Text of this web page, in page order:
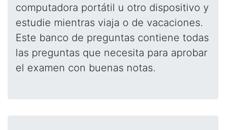
computadora portátil u otro dispositivo y
estudie mientras viaja o de vacaciones.
Este banco de preguntas contiene todas
las preguntas que necesita para aprobar
el examen con buenas notas.